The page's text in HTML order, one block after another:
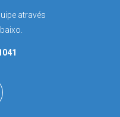
através